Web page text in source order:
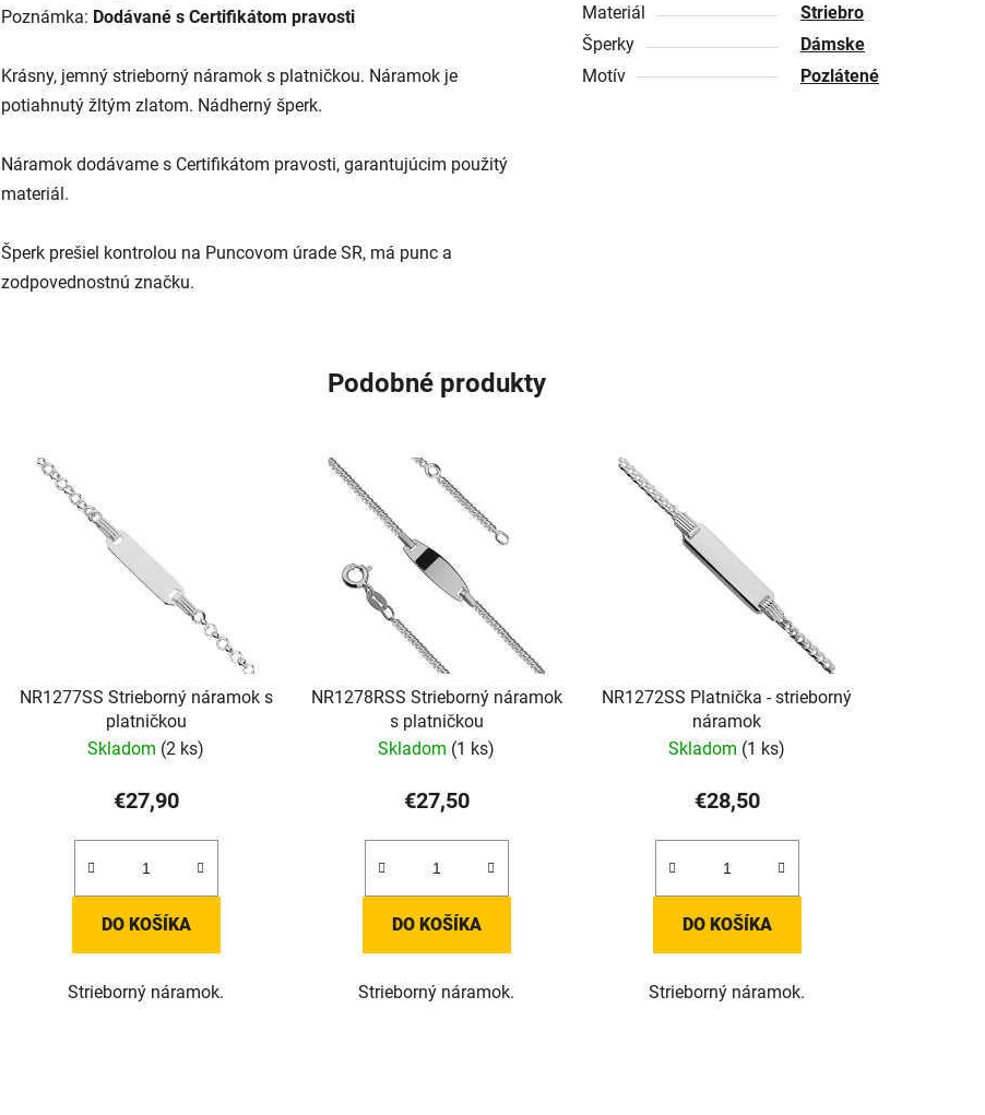
Poznámka: Dodávané s Certifikátom pravosti
Krásny, jemný strieborný náramok s platničkou. Náramok je
potiahnutý žltým zlatom. Nádherný šperk.
Náramok dodávame s Certifikátom pravosti, garantujúcim použitý
materiál.
Šperk prešiel kontrolou na Puncovom úrade SR, má punc a
zodpovednostnú značku.
Materiál
Striebro
Šperky
Dámske
Motív
Pozlátené
Podobné produkty
NR1277SS Strieborný náramok s
platničkou
Skladom (2 ks)
€27,90
DO KOŠÍKA
Strieborný náramok.
NR1278RSS Strieborný náramok
s platničkou
Skladom (1 ks)
€27,50
DO KOŠÍKA
Strieborný náramok.
NR1272SS Platnička - strieborný
náramok
Skladom (1 ks)
€28,50
DO KOŠÍKA
Strieborný náramok.